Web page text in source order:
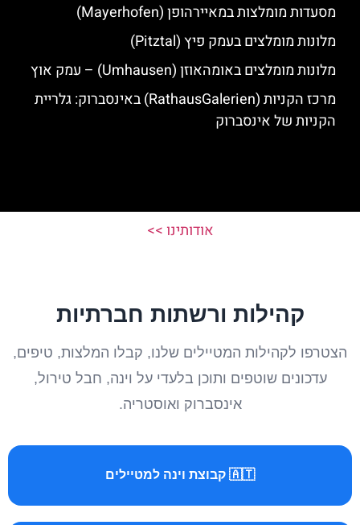
מסעדות מומלצות במאיירהופן (Mayerhofen)
מלונות מומלצים בעמק פיץ (Pitztal)
מלונות מומלצים באומהאוזן (Umhausen) – עמק אוץ
מרכז הקניות (RathausGalerien) באינסברוק: גלריית
הקניות של אינסברוק
אודותינו >>
קהילות ורשתות חברתיות
הצטרפו לקהילות המטיילים שלנו, קבלו המלצות, טיפים,
עדכונים שוטפים ותוכן בלעדי על וינה, חבל טירול,
אינסברוק ואוסטריה.
🇦🇹 קבוצת וינה למטיילים